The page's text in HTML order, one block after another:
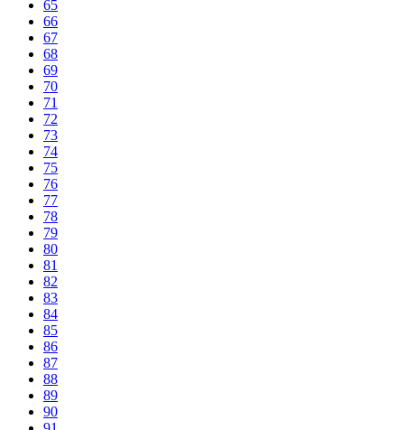
65
66
67
68
69
70
71
72
73
74
75
76
77
78
79
80
81
82
83
84
85
86
87
88
89
90